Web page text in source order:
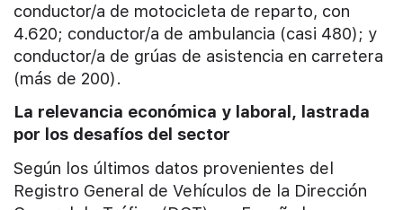
conductor/a de motocicleta de reparto, con
4.620; conductor/a de ambulancia (casi 480); y
conductor/a de grúas de asistencia en carretera
(más de 200).
La relevancia económica y laboral, lastrada
por los desafíos del sector
Según los últimos datos provenientes del
Registro General de Vehículos de la Dirección